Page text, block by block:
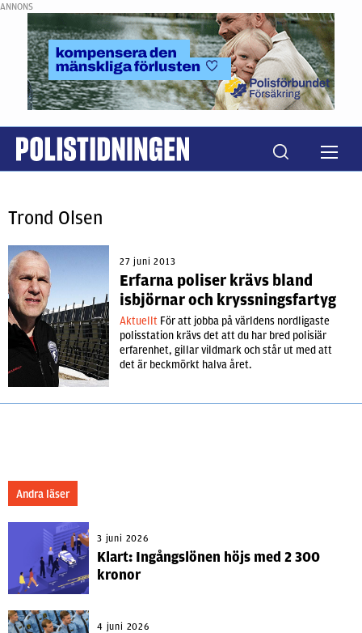
ANNONS
Trond Olsen
27 juni 2013
Erfarna poliser krävs bland
isbjörnar och kryssningsfartyg
Aktuellt För att jobba på världens nordligaste
polisstation krävs det att du har bred polisiär
erfarenhet, gillar vildmark och står ut med att
det är beckmörkt halva året.
Andra läser
3 juni 2026
Klart: Ingångslönen höjs med 2 300
kronor
4 juni 2026